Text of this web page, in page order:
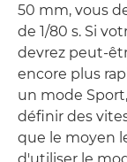
50 mm, vous
de 1/80 s. Si
devrez peut-
encore plus
un mode
définir des
que le moyen